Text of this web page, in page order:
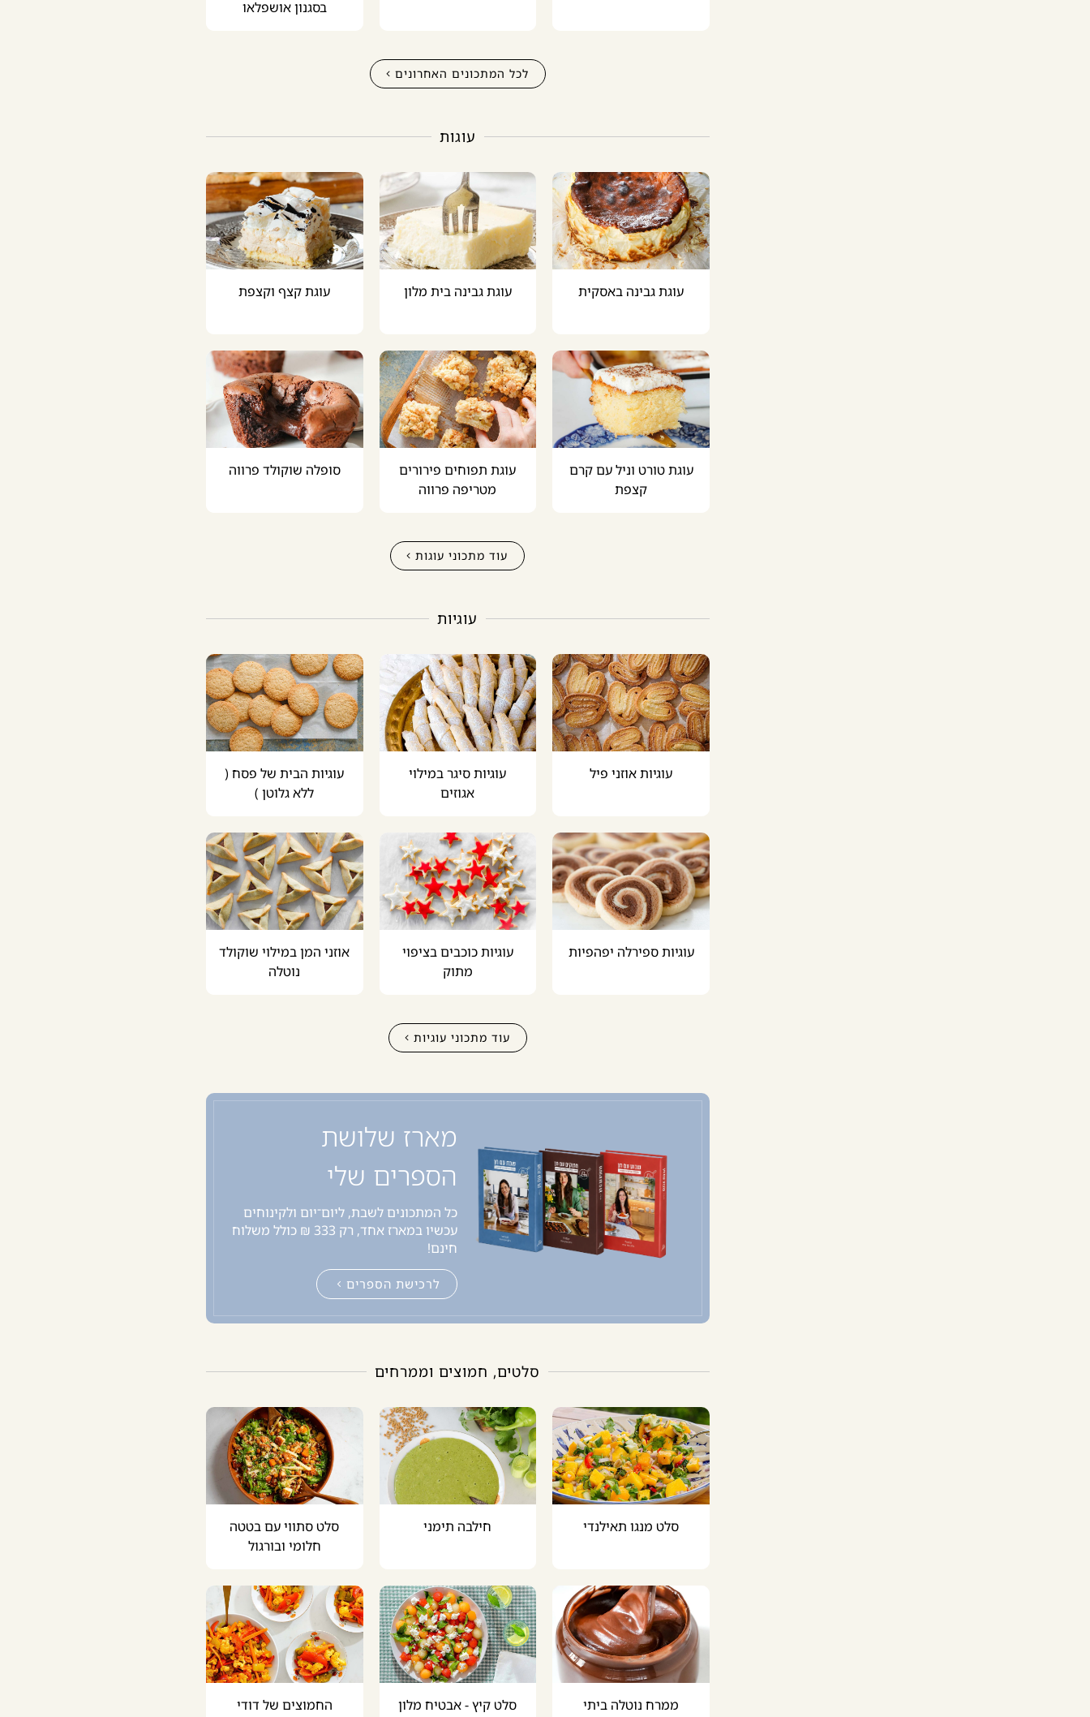
בסגנון אושפלאו
לכל המתכונים האחרונים
עוגות
עוגת גבינה באסקית עוגת גבינה בית מלון עוגת קצף וקצפת
עוגת טורט וניל עם קרם
קצפת
עוגת תפוחים פירורים
מטריפה פרווה
סופלה שוקולד פרווה
עוד מתכוני עוגות
עוגיות
עוגיות אוזני פיל
עוגיות סיגר במילוי
אגוזים
עוגיות הבית של פסח (
ללא גלוטן )
עוגיות ספירלה יפהפיות
עוגיות כוכבים בציפוי
מתוק
אוזני המן במילוי שוקולד
נוטלה
עוד מתכוני עוגיות
מארז שלושת
הספרים שלי
כל המתכונים לשבת, ליום־יום ולקינוחים
עכשיו במארז אחד, רק 333 ₪ כולל משלוח
חינם!
לרכישת הספרים
סלטים, חמוצים וממרחים
סלט מנגו תאילנדי חילבה תימני
סלט סתווי עם בטטה
חלומי ובורגול
ממרח נוטלה ביתי
סלט קיץ - אבטיח מלון
החמוצים של דודי